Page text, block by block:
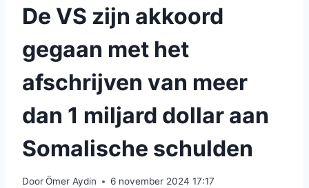
De VS zijn akkoord
gegaan met het
afschrijven van meer
dan 1 miljard dollar aan
Somalische schulden
DoorÖmer Aydin 6 november 2024 17:17